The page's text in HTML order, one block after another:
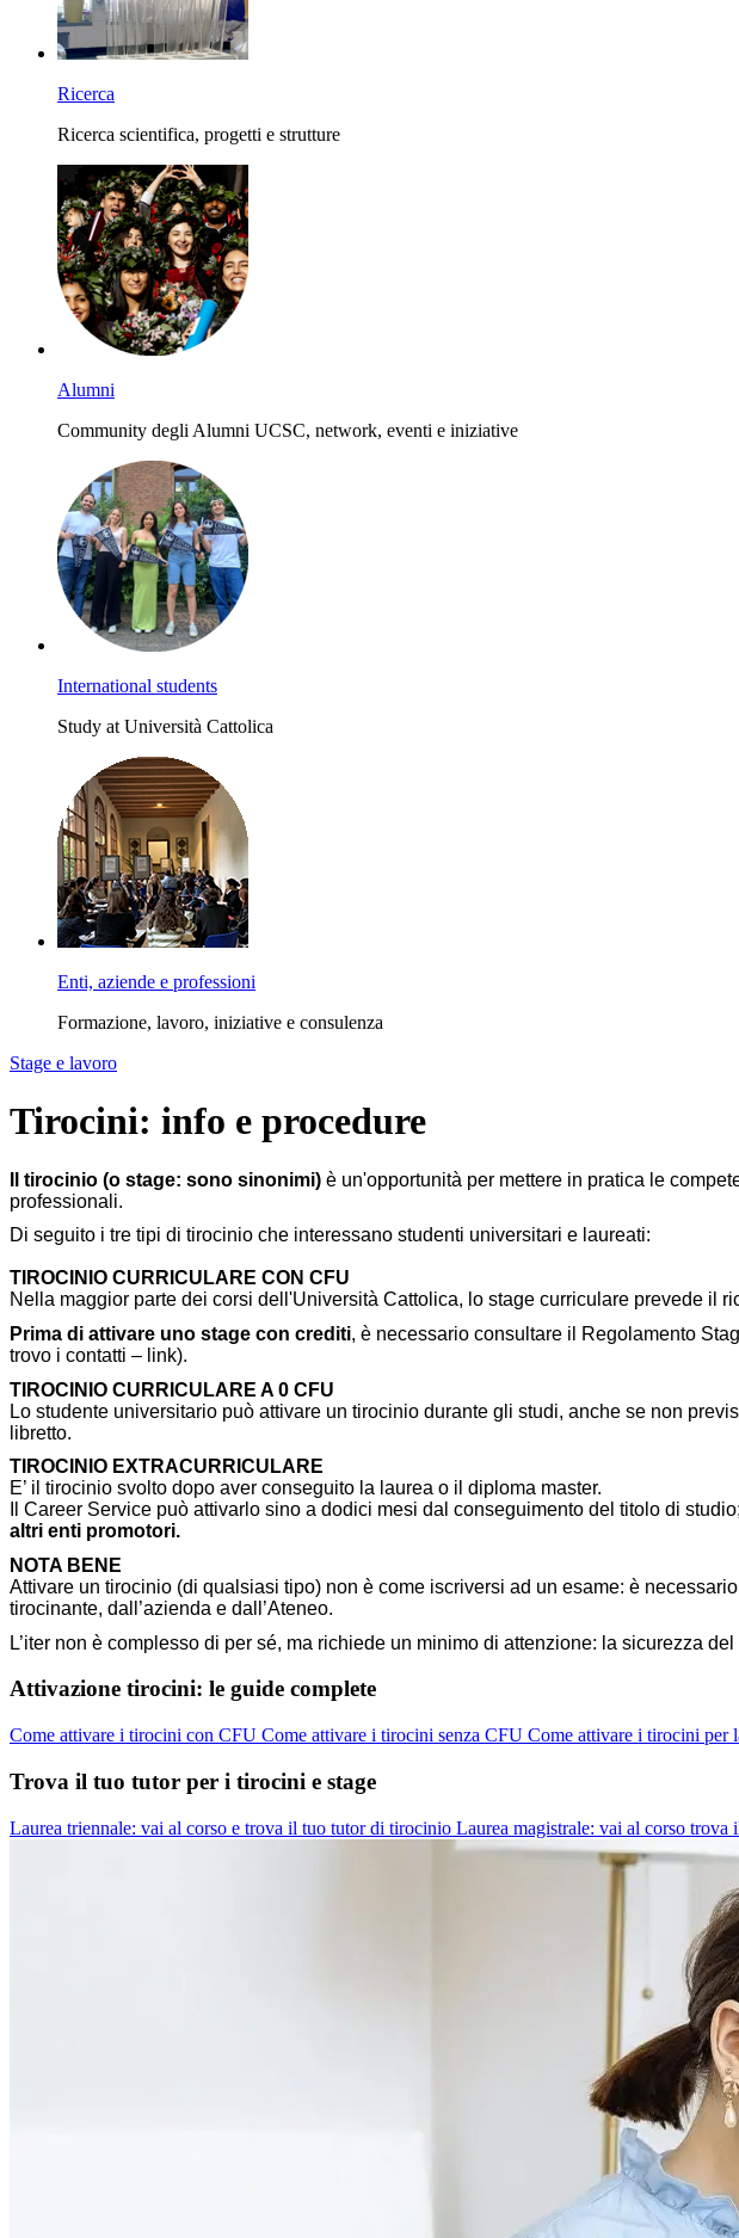
Ricerca
Ricerca scientifica, progetti e strutture
Alumni
Community degli Alumni UCSC, network, eventi e iniziative
International students
Study at Università Cattolica
Enti, aziende e professioni
Formazione, lavoro, iniziative e consulenza
Stage e lavoro
Tirocini: info e procedure
Il tirocinio (o stage: sono sinonimi) è un'opportunità per mettere in pratica le
professionali.
Di seguito i tre tipi di tirocinio che interessano studenti universitari e laureati:
TIROCINIO CURRICULARE CON CFU
Nella maggior parte dei corsi dell'Università Cattolica, lo stage curriculare prevede il
Prima di attivare uno stage con crediti, è necessario consultare il Regolamento
trovo i contatti – link).
TIROCINIO CURRICULARE A 0 CFU
Lo studente universitario può attivare un tirocinio durante gli studi, anche se non
libretto.
TIROCINIO EXTRACURRICULARE
E’ il tirocinio svolto dopo aver conseguito la laurea o il diploma master.
Il Career Service può attivarlo sino a dodici mesi dal conseguimento del titolo di
altri enti promotori.
NOTA BENE
Attivare un tirocinio (di qualsiasi tipo) non è come iscriversi ad un esame: è
tirocinante, dall’azienda e dall’Ateneo.
L’iter non è complesso di per sé, ma richiede un minimo di attenzione: la sicurezza
Attivazione tirocini: le guide complete
Come attivare i tirocini con CFU Come attivare i tirocini senza CFU Come attivare i tirocini per
Trova il tuo tutor per i tirocini e stage
Laurea triennale: vai al corso e trova il tuo tutor di tirocinio Laurea magistrale: vai al corso